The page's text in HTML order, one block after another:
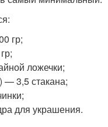
гр;
ложечки;
— 3,5 стакана;
для украшения.